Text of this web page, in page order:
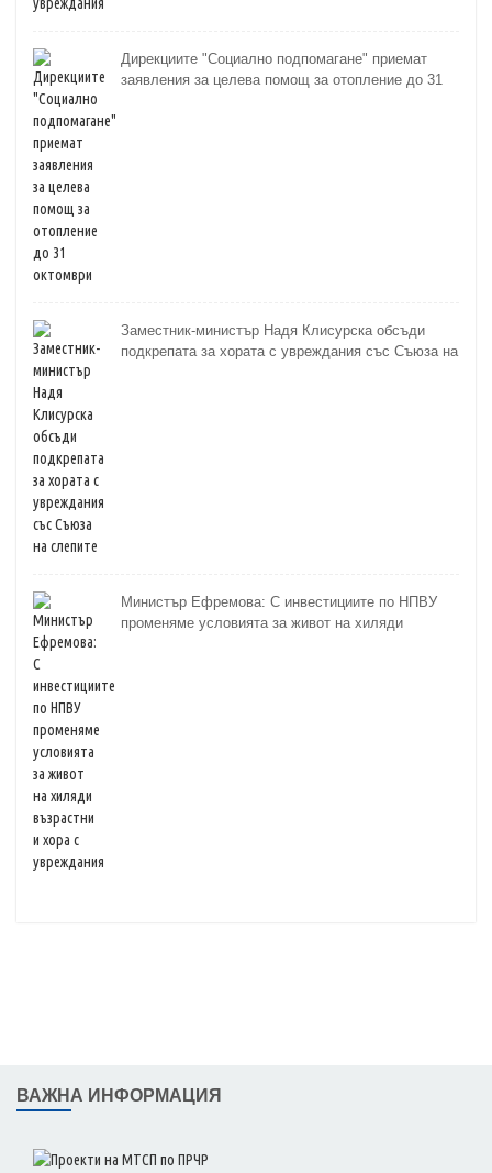
Дирекциите "Социално подпомагане" приемат
заявления за целева помощ за отопление до 31
Заместник-министър Надя Клисурска обсъди
подкрепата за хората с увреждания със Съюза на
Министър Ефремова: С инвестициите по НПВУ
променяме условията за живот на хиляди
ВАЖНА ИНФОРМАЦИЯ